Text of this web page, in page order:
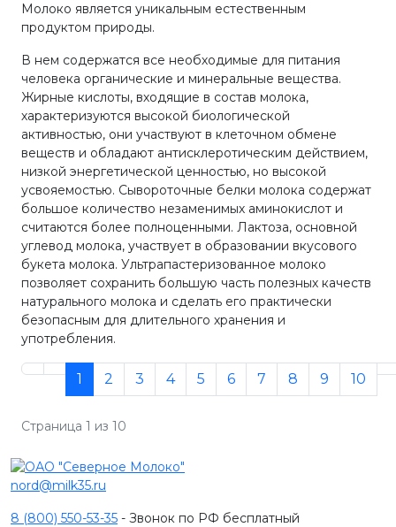
Молоко является уникальным естественным
продуктом природы.
В нем содержатся все необходимые для питания
человека органические и минеральные вещества.
Жирные кислоты, входящие в состав молока,
характеризуются высокой биологической
активностью, они участвуют в клеточном обмене
веществ и обладают антисклеротическим действием,
низкой энергетической ценностью, но высокой
усвояемостью. Сывороточные белки молока содержат
большое количество незаменимых аминокислот и
считаются более полноценными. Лактоза, основной
углевод молока, участвует в образовании вкусового
букета молока. Ультрапастеризованное молоко
позволяет сохранить большую часть полезных качеств
натурального молока и сделать его практически
безопасным для длительного хранения и
употребления.
1 2 3 4 5 6 7 8 9 10
Страница 1 из 10
nord@milk35.ru
8 (800) 550-53-35 - Звонок по РФ бесплатный